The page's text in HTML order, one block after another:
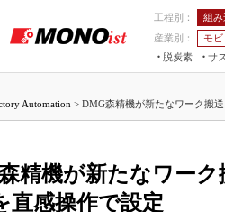
工程別： 組
産業別：
モビ
脱炭素
サ
つながる工場AI×設備保全
Automation > DMG森精機が新たなワーク搬送
精機が新たなワー
直感操作で設定